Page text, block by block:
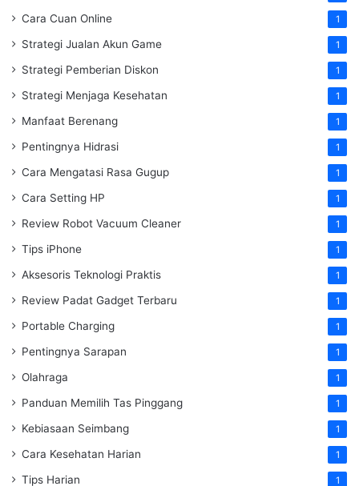
Cara Cuan Online 1
Strategi Jualan Akun Game 1
Strategi Pemberian Diskon 1
Strategi Menjaga Kesehatan 1
Manfaat Berenang 1
Pentingnya Hidrasi 1
Cara Mengatasi Rasa Gugup 1
Cara Setting HP 1
Review Robot Vacuum Cleaner 1
Tips iPhone 1
Aksesoris Teknologi Praktis 1
Review Padat Gadget Terbaru 1
Portable Charging 1
Pentingnya Sarapan 1
Olahraga 1
Panduan Memilih Tas Pinggang 1
Kebiasaan Seimbang 1
Cara Kesehatan Harian 1
Tips Harian 1